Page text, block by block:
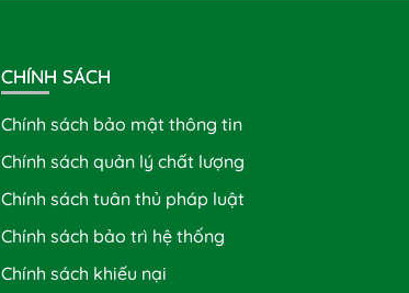
CHÍNH SÁCH
Chính sách bảo mật thông tin
Chính sách quản lý chất lượng
Chính sách tuân thủ pháp luật
Chính sách bảo trì hệ thống
Chính sách khiếu nại